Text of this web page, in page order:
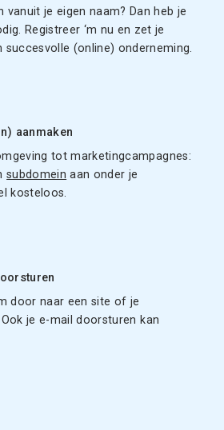
vanuit je eigen naam? Dan heb je
Registreer ‘m nu en zet je
succesvolle (online) onderneming.
aanmaken
tot marketingcampagnes:
subdomein aan onder je
kosteloos.
door naar een site of je
je e-mail doorsturen kan